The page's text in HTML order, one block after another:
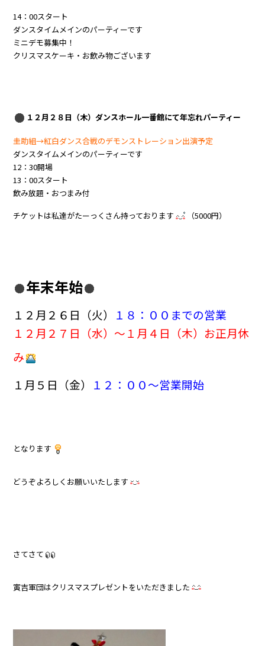
14：00スタート
ダンスタイムメインのパーティーです
ミニデモ募集中！
クリスマスケーキ・お飲み物ございます
１２月２８日（木）ダンスホール一番館にて年忘れパーティー
圭助組→紅白ダンス合戦のデモンストレーション出演予定
ダンスタイムメインのパーティーです
12：30開場
13：00スタート
飲み放題・おつまみ付
チケットは私達がたーっくさん持っております
（5000円）
年末年始
１２月２６日（火）
１８：００までの営業
１２月２７日 （水）～１月４日（木）お正月休
み
１月５日（金）
１２：００～営業開始
となります
どうぞよろしくお願いいたします
さてさて
寅吉軍団はクリスマスプレゼントをいただきました